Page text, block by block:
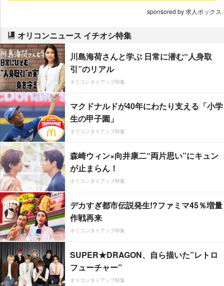
sponsored by 求人ボックス
オリコンニュース イチオシ特集
川島海荷さんと学ぶ 日常に潜む“人身取
引”のリアル
オリコンタイアップ特集
マクドナルドが40年にわたり支える「小学
生の甲子園」
オリコンタイアップ特集
森崎ウィン×向井康二“両片思い”にキュン
が止まらん！
オリコンタイアップ特集
デカすぎ都市伝説発生!?ファミマ45％増量
作戦再来
オリコンタイアップ特集
SUPER★DRAGON、自ら描いた”レトロ
フューチャー”
オリコンタイアップ特集